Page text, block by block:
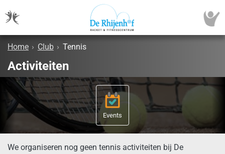
Home › Club › Tennis
Activiteiten
Events
We organiseren nog geen tennis activiteiten bij De